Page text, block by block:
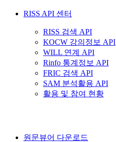
RISS API 센터
RISS 검색 API
KOCW 강의정보 API
WILL 연계 API
Rinfo 통계정보 API
FRIC 검색 API
SAM 분석활용 API
활용 및 참여 현황
원문뷰어 다운로드